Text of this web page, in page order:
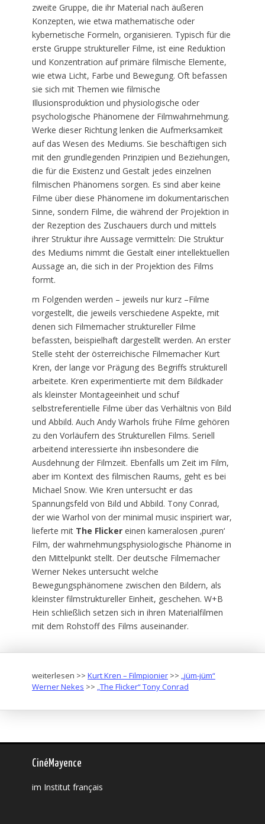
zweite Gruppe, die ihr Material nach äußeren
Konzepten, wie etwa mathematische oder
kybernetische Formeln, organisieren. Typisch für die
erste Gruppe struktureller Filme, ist eine Reduktion
und Konzentration auf primäre filmische Elemente,
wie etwa Licht, Farbe und Bewegung. Oft befassen
sie sich mit Themen wie filmische
Illusionsproduktion und physiologische oder
psychologische Phänomene der Filmwahrnehmung.
Werke dieser Richtung lenken die Aufmerksamkeit
auf das Wesen des Mediums. Sie beschäftigen sich
mit den grundlegenden Prinzipien und Beziehungen,
die für die Existenz und Gestalt jedes einzelnen
filmischen Phänomens sorgen. Es sind aber keine
Filme über diese Phänomene im dokumentarischen
Sinne, sondern Filme, die während der Projektion in
der Rezeption des Zuschauers durch und mittels
ihrer Struktur ihre Aussage vermitteln: Die Struktur
des Mediums nimmt die Gestalt einer intellektuellen
Aussage an, die sich in der Projektion des Films
formt.
m Folgenden werden – jeweils nur kurz –Filme
vorgestellt, die jeweils verschiedene Aspekte, mit
denen sich Filmemacher struktureller Filme
befassten, beispielhaft dargestellt werden. An erster
Stelle steht der österreichische Filmemacher Kurt
Kren, der lange vor Prägung des Begriffs strukturell
arbeitete. Kren experimentierte mit dem Bildkader
als kleinster Montageeinheit und schuf
selbstreferentielle Filme über das Verhältnis von Bild
und Abbild. Auch Andy Warhols frühe Filme gehören
zu den Vorläufern des Strukturellen Films. Seriell
arbeitend interessierte ihn insbesondere die
Ausdehnung der Filmzeit. Ebenfalls um Zeit im Film,
aber im Kontext des filmischen Raums, geht es bei
Michael Snow. Wie Kren untersucht er das
Spannungsfeld von Bild und Abbild. Tony Conrad,
der wie Warhol von der minimal music inspiriert war,
lieferte mit The Flicker einen kameralosen ‚puren‘
Film, der wahrnehmungsphysiologische Phänome in
den Mittelpunkt stellt. Der deutsche Filmemacher
Werner Nekes untersucht welche
Bewegungsphänomene zwischen den Bildern, als
kleinster filmstruktureller Einheit, geschehen. W+B
Hein schließlich setzen sich in ihren Materialfilmen
mit dem Rohstoff des Films auseinander.
weiterlesen >> Kurt Kren – Filmpionier >> „jüm-jüm“
Werner Nekes >> „The Flicker“ Tony Conrad
CinéMayence
im Institut français